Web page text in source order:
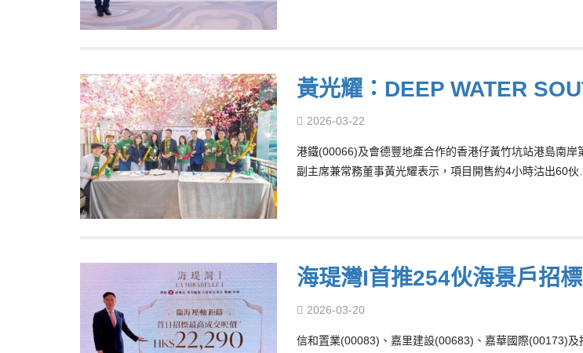
黃光耀：DEEP WATER
2026-03-22
港鐵(00066)及會德豐地產合作的香港仔黃竹坑站港島南
副主席兼常務董事黃光耀表示，項目開售約4小時沽出60
海瑅灣I首推254伙海景戶
2026-03-20
信和置業(00083)、嘉里建設(00683)、嘉華國際(00173)